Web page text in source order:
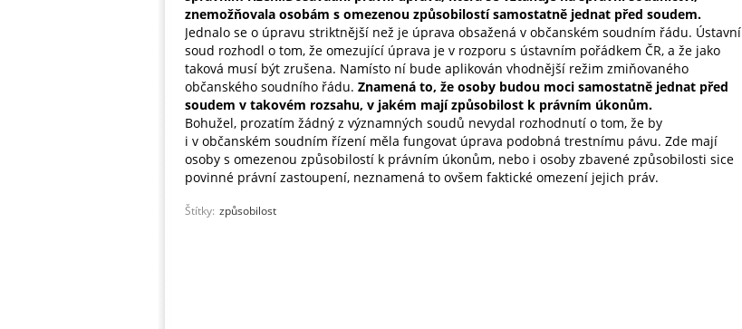
znemožňovala osobám s omezenou způsobilostí samostatně jednat před soudem.
Jednalo se o úpravu striktnější než je úprava obsažená v občanském soudním řádu. Ústavní
soud rozhodl o tom, že omezující úprava je v rozporu s ústavním pořádkem ČR, a že jako
taková musí být zrušena. Namísto ní bude aplikován vhodnější režim zmiňovaného
občanského soudního řádu. Znamená to, že osoby budou moci samostatně jednat před
soudem v takovém rozsahu, v jakém mají způsobilost k právním úkonům.
Bohužel, prozatím žádný z významných soudů nevydal rozhodnutí o tom, že by
i v občanském soudním řízení měla fungovat úprava podobná trestnímu pávu. Zde mají
osoby s omezenou způsobilostí k právním úkonům, nebo i osoby zbavené způsobilosti sice
povinné právní zastoupení, neznamená to ovšem faktické omezení jejich práv.
Štítky: způsobilost